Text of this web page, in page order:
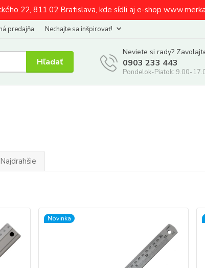
22, 811 02 Bratislava, kde sídli aj e-shop
predajňa Nechajte sa inšpirovať!
Hľadať
Neviete si rady?
0903 233 443
Pondelok-Piatok: 9.00-
Najdrahšie
Novinka